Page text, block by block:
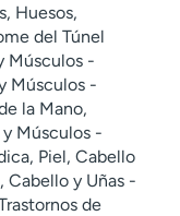
Huesos,
del Túnel
Músculos -
Músculos -
la Mano,
Músculos -
Piel, Cabello
Cabello y Uñas -
de